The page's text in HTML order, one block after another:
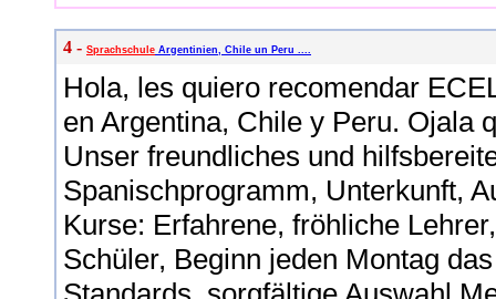
4 - Sprachschule Argentinien, Chile un Peru ....
Hola, les quiero recomendar
en Argentina, Chile y Peru. Ojala
Unser freundliches und
Spanischprogramm, Unterkunft,
Kurse: Erfahrene, fröhliche
Schüler, Beginn jeden Montag